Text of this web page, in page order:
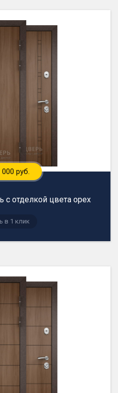
руб.
с отделкой цвета орех
в 1 клик